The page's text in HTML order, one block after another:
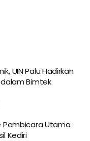
UIN Palu Hadirkan
dalam Bimtek
Pembicara Utama
Kediri